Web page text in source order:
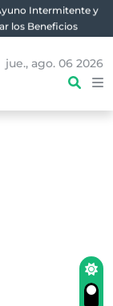
Intermitente y
los Beneficios
jue., ago. 06 2026